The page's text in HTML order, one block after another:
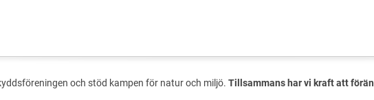
och stöd kampen för natur och miljö. Tillsammans har vi kraft att